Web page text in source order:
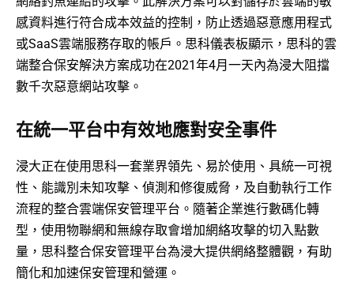
感資料進行符合成本效益的控制，防止透過惡意應用程式
或SaaS雲端服務存取的帳戶。思科儀表板顯示，思科的雲
端整合保安解決方案成功在2021年4月一天內為浸大阻擋
數千次惡意網站攻擊。
在統一平台中有效地應對安全事件
浸大正在使用思科一套業界領先、易於使用、具統一可視
性、能識別未知攻擊、偵測和修復威脅，及自動執行工作
流程的整合雲端保安管理平台。隨著企業進行數碼化轉
型，使用物聯網和無線存取會增加網絡攻擊的切入點數
量，思科整合保安管理平台為浸大提供網絡整體觀，有助
簡化和加速保安管理和營運。